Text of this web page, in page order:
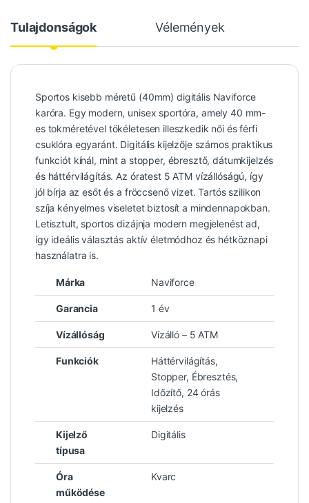
Tulajdonságok Vélemények
Sportos kisebb méretű (40mm) digitális Naviforce
karóra. Egy modern, unisex sportóra, amely 40 mm-
es tokméretével tökéletesen illeszkedik női és férfi
csuklóra egyaránt. Digitális kijelzője számos praktikus
funkciót kínál, mint a stopper, ébresztő, dátumkijelzés
és háttérvilágítás. Az óratest 5 ATM vízállóságú, így
jól bírja az esőt és a fröccsenő vizet. Tartós szilikon
szíja kényelmes viseletet biztosít a mindennapokban.
Letisztult, sportos dizájnja modern megjelenést ad,
így ideális választás aktív életmódhoz és hétköznapi
használatra is.
Márka Naviforce
Garancia 1 év
Vízállóság Vízálló – 5 ATM
Funkciók
Háttérvilágítás,
Stopper, Ébresztés,
Időzítő, 24 órás
kijelzés
Kijelző
típusa
Digitális
Óra
működése
Kvarc